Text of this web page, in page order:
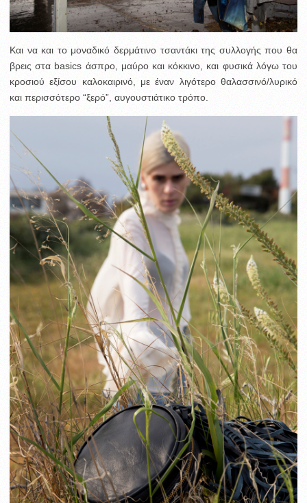
Και να και το μοναδικό δερμάτινο τσαντάκι της συλλογής που θα
βρεις στα basics άσπρο, μαύρο και κόκκινο, και φυσικά λόγω του
κροσιού εξίσου καλοκαιρινό, με έναν λιγότερο θαλασσινό/λυρικό
και περισσότερο “ξερό”, αυγουστιάτικο τρόπο.